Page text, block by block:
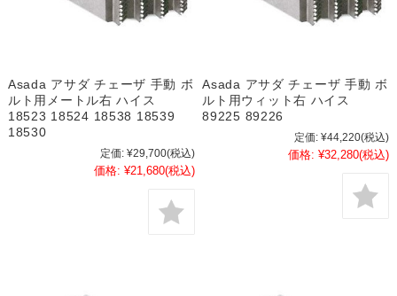
Asada アサダ チェーザ 手動 ボ
ルト用メートル右 ハイス
18523 18524 18538 18539
18530
定価: ¥29,700(税込)
価格: ¥21,680(税込)
Asada アサダ チェーザ 手動 ボ
ルト用ウィット右 ハイス
89225 89226
定価: ¥44,220(税込)
価格: ¥32,280(税込)